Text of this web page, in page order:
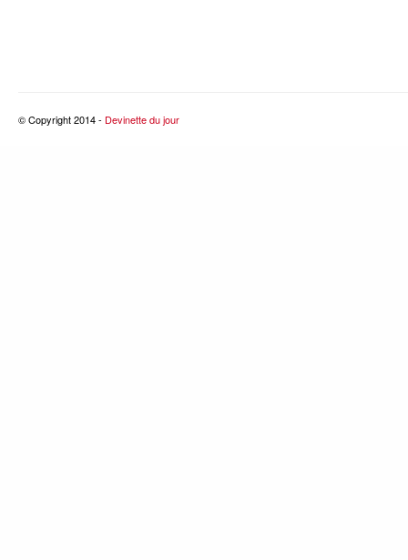
© Copyright 2014 - Devinette du jour